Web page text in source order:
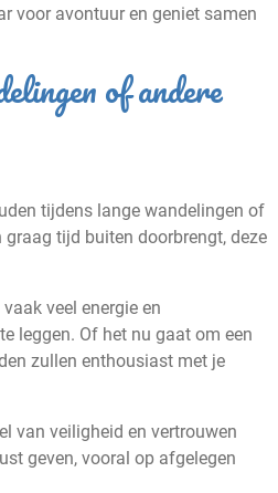
voor avontuur en geniet samen
of andere
tijdens lange wandelingen of
tijd buiten doorbrengt, deze
veel energie en
leggen. Of het nu gaat om een
zullen enthousiast met je
van veiligheid en vertrouwen
geven, vooral op afgelegen